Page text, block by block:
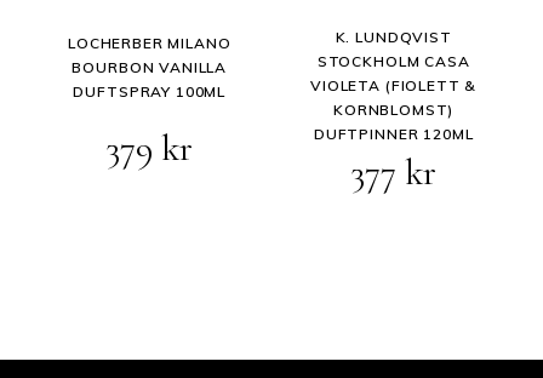
LOCHERBER MILANO
BOURBON VANILLA
DUFTSPRAY 100ML
379kr
K. LUNDQVIST
STOCKHOLM CASA
VIOLETA (FIOLETT &
KORNBLOMST)
DUFTPINNER 120ML
377kr